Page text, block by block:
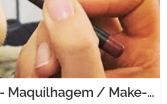
Marisa Ribeiro - Maquilhagem / Make-up